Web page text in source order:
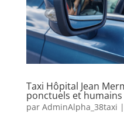
Taxi Hôpital Jean
ponctuels et humains
par AdminAlpha_38taxi |